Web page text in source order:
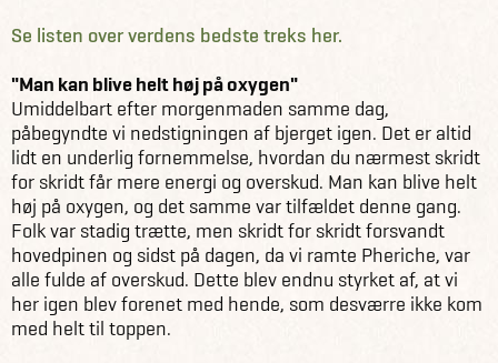
Se listen over verdens bedste treks her.
"Man kan blive helt høj på oxygen"
Umiddelbart efter morgenmaden samme dag,
påbegyndte vi nedstigningen af bjerget igen. Det er altid
lidt en underlig fornemmelse, hvordan du nærmest skridt
for skridt får mere energi og overskud. Man kan blive helt
høj på oxygen, og det samme var tilfældet denne gang.
Folk var stadig trætte, men skridt for skridt forsvandt
hovedpinen og sidst på dagen, da vi ramte Pheriche, var
alle fulde af overskud. Dette blev endnu styrket af, at vi
her igen blev forenet med hende, som desværre ikke kom
med helt til toppen.